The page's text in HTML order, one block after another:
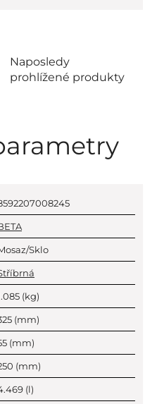
Naposledy
prohlížené produkty
Sklo
(kg)
(mm)
(mm)
(mm)
(l)